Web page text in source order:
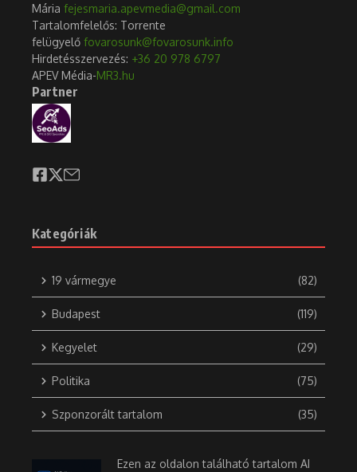
Mária fejesmaria.apevmedia@gmail.com
Tartalomfelelős: Torrente
felügyelő fovarosunk@fovarosunk.info
Hirdetésszervezés: +36 20 978 6797
APEV Média-MR3.hu
Partner
Kategóriák
19 vármegye (82)
Budapest (119)
Kegyelet (29)
Politika (75)
Szponzorált tartalom (35)
Ezen az oldalon található tartalom AI